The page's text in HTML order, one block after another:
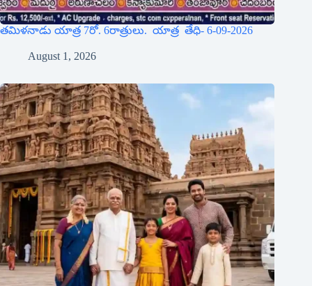
తమిళనాడు యాత్ర 7రో. 6రాత్రులు. యాత్ర తేధి- 6-09-2026
August 1, 2026